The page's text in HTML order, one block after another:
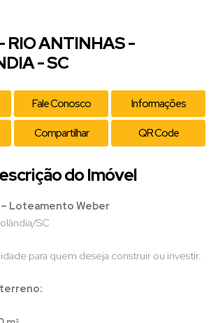
RIO ANTINHAS -
- SC
Fale Conosco Informações
Compartilhar QR Code
do Imóvel
Loteamento Weber
SC
para quem deseja construir ou investir.